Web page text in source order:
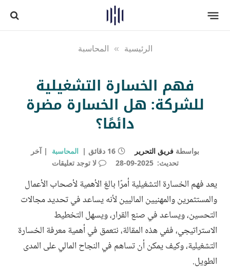
الرئيسية » المحاسبة
فهم الخسارة التشغيلية
للشركة: هل الخسارة مضرة
دائمًا؟
بواسطة فريق التحرير 16 دقائق المحاسبة
آخر
تحديث: 2025-09-28 لا توجد تعليقات
يعد فهم الخسارة التشغيلية أمرًا بالغ الأهمية لأصحاب الأعمال
والمستثمرين والمهنيين الماليين لأنه يساعد في تحديد مجالات
التحسين، ويساعد في صنع القرار، ويسهل التخطيط
الاستراتيجي، ففي هذه المقالة، نتعمق في أهمية معرفة الخسارة
التشغيلية، وكيف يمكن أن تساهم في النجاح المالي على المدى
الطويل.